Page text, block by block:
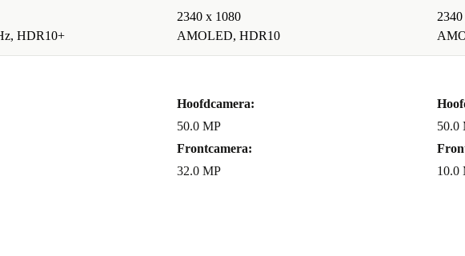
refurbished
HDR10+
2340 x 1080
AMOLED, HDR10
Hoofdcamera:
50.0 MP
Frontcamera:
32.0 MP
50.0
10.0